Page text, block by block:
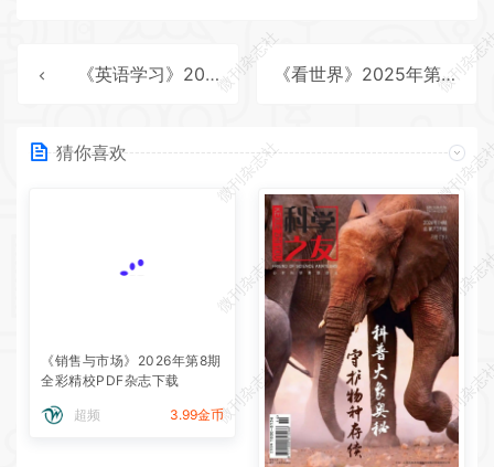
《英语学习》2025年第11期全彩精校PDF杂志下载 《看世界》2025年第24期全彩精校PDF杂志下载
猜你喜欢
《销售与市场》2026年第8期
全彩精校PDF杂志下载
超频 3.99金币
微刊杂志社
微刊杂
微刊杂志社
微刊杂
微刊杂志社
微刊杂
微刊杂志社
微刊杂